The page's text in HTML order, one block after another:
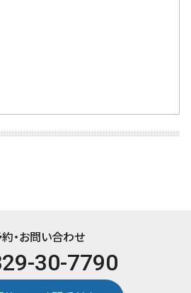
・お問い合わせ
30-7790